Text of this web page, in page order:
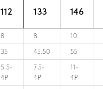
112 133 146
8 8 10
35 45.50 55
5.5-
4P
7.5-
4P
11-
4P